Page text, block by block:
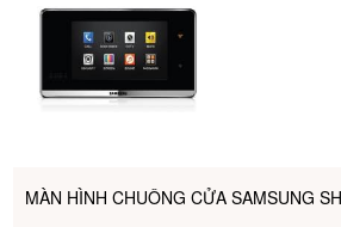
MÀN HÌNH CHUÔNG CỬA SAMSUNG